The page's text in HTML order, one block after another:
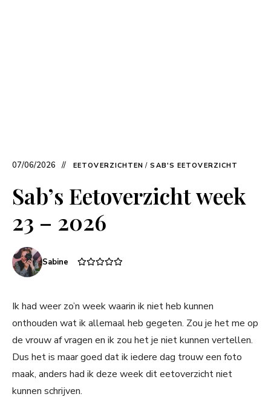
07/06/2026 EETOVERZICHTEN / SAB'S EETOVERZICHT
Sab’s Eetoverzicht week
23 – 2026
Sabine
Ik had weer zo’n week waarin ik niet heb kunnen
onthouden wat ik allemaal heb gegeten. Zou je het me op
de vrouw af vragen en ik zou het je niet kunnen vertellen.
Dus het is maar goed dat ik iedere dag trouw een foto
maak, anders had ik deze week dit eetoverzicht niet
kunnen schrijven.